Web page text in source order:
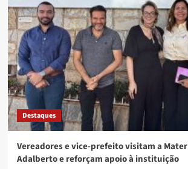
Destaques
Vereadores e vice-prefeito visitam a
Adalberto e reforçam apoio à instituição